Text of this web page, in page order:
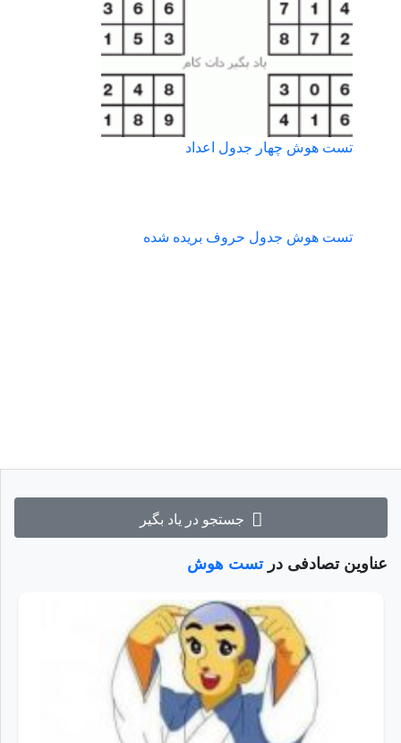
جستجو در یاد بگیر
عناوین تصادفی درتست هوش
تست هوش چهار جدول اعداد
تست هوش جدول حروف بریده شده